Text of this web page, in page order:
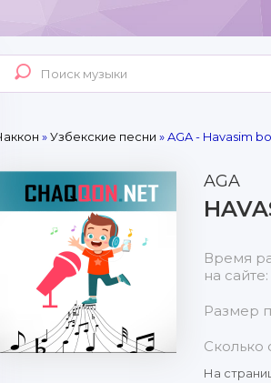
»Узбекские песни » AGA - Havasim bo
AGA
Время
на сайте:
Размер
Сколько
На